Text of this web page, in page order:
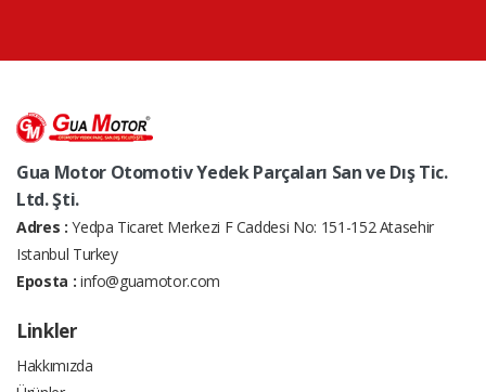
Gua Motor Otomotiv Yedek Parçaları San ve Dış Tic.
Ltd. Şti.
Adres : Yedpa Ticaret Merkezi F Caddesi No: 151-152 Atasehir
Istanbul Turkey
Eposta : info@guamotor.com
Linkler
Hakkımızda